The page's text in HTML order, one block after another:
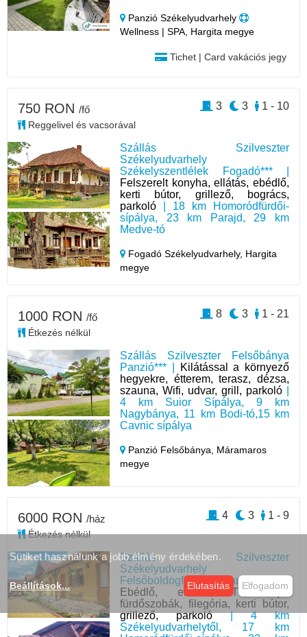
Panzió Székelyudvarhely
Wellness | SPA, Hargita megye
Tichet | Card vakációs jegy
Szállás Szilveszter
Székelyudvarhely
Székelyszentlélek Fogadó*** |
Felszerelt konyha, ellátás, ebédlő,
kerti bútor, grillező, bogrács,
parkoló | 18 km Homoródfürdői-
sípálya, 23 km Parajd, 29 km
Medve-tó
Fogadó Székelyudvarhely, Hargita
megye
750 RON /fő
Reggelivel és vacsorával
1 - 10
3
3
Szállás Szilveszter Felsőbánya
Panzió*** |
Kilátással a környező
hegyekre, étterem, terasz, dézsa,
szauna, Wifi, udvar, grill, parkoló
4 km Suior Sípálya, 9 km
Nagybánya, 11 km Bodi-tó,15 km
Cavnic sípálya
Panzió Felsőbánya, Máramaros
megye
1000 RON /fő
Étkezés nélkül
1 - 21
3
8
Szállás Szilveszter
Székelyudvarhely
Felsőboldogfalva Panzió*** |
Ebédlő, ellátás, Tv, saját
fürdőszobák, filegória, kerti bútor,
grillező, parkoló| 4 km
Székelyudvarhelytől, 17 km
6000 RON /ház
Étkezés nélkül
1 - 9
3
4
Sütiket használunk a jobb élmény érdekében.
Beállítások... Elutasítás Elfogadom